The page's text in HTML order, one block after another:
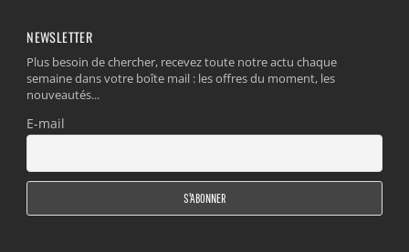
NEWSLETTER
Plus besoin de chercher, recevez toute notre actu chaque
semaine dans votre boîte mail : les offres du moment, les
nouveautés...
E-mail